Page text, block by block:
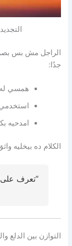
الراجل مش بس
جدًا:
همسي له
امدحيه
الكلام ده بيخليه
“تعرف
التوازن بين الدلع